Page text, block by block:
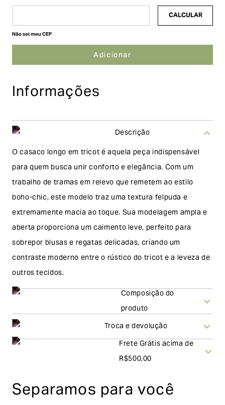
Não sei meu CEP
Informações
Descrição
O casaco longo em tricot é aquela peça indispensável
para quem busca unir conforto e elegância. Com um
trabalho de tramas em relevo que remetem ao estilo
boho-chic, este modelo traz uma textura felpuda e
extremamente macia ao toque. Sua modelagem ampla e
aberta proporciona um caimento leve, perfeito para
sobrepor blusas e regatas delicadas, criando um
contraste moderno entre o rústico do tricot e a leveza de
outros tecidos.
Composição do
produto
Troca e devolução
dias corridos, a contar do recebimento do produto. Ao
Frete Grátis acima de
R$500,00
Separamos para você